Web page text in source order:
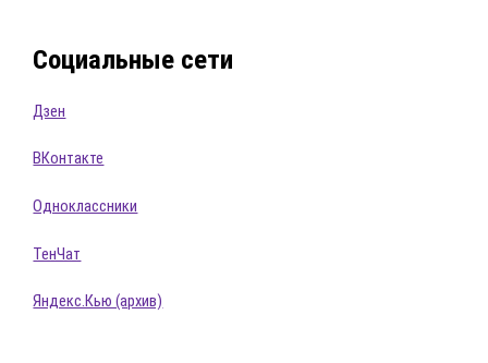
Социальные сети
Дзен
ВКонтакте
Одноклассники
ТенЧат
Яндекс.Кью (архив)